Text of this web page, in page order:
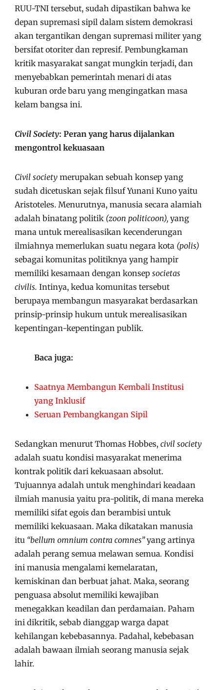
RUU-TNI tersebut, sudah dipastikan bahwa ke
depan supremasi sipil dalam sistem demokrasi
akan tergantikan dengan supremasi militer yang
bersifat otoriter dan represif. Pembungkaman
kritik masyarakat sangat mungkin terjadi, dan
menyebabkan pemerintah menari di atas
kuburan orde baru yang mengingatkan masa
kelam bangsa ini.
Civil Society: Peran yang harus dijalankan
mengontrol kekuasaan
Civil society merupakan sebuah konsep yang
sudah dicetuskan sejak filsuf Yunani Kuno yaitu
Aristoteles. Menurutnya, manusia secara alamiah
adalah binatang politik (zoon politicoon), yang
mana untuk merealisasikan kecenderungan
ilmiahnya memerlukan suatu negara kota (polis)
sebagai komunitas politiknya yang hampir
memiliki kesamaan dengan konsep societas
civilis. Intinya, kedua komunitas tersebut
berupaya membangun masyarakat berdasarkan
prinsip-prinsip hukum untuk merealisasikan
kepentingan-kepentingan publik.
Baca juga:
Saatnya Membangun Kembali Institusi
yang Inklusif
Seruan Pembangkangan Sipil
Sedangkan menurut Thomas Hobbes, civil society
adalah suatu kondisi masyarakat menerima
kontrak politik dari kekuasaan absolut.
Tujuannya adalah untuk menghindari keadaan
ilmiah manusia yaitu pra-politik, di mana mereka
memiliki sifat egois dan berambisi untuk
memiliki kekuasaan. Maka dikatakan manusia
itu “bellum omnium contra comnes”yang artinya
adalah perang semua melawan semua. Kondisi
ini manusia mengalami kemelaratan,
kemiskinan dan berbuat jahat. Maka, seorang
penguasa absolut memiliki kewajiban
menegakkan keadilan dan perdamaian. Paham
ini dikritik, sebab dianggap warga dapat
kehilangan kebebasannya. Padahal, kebebasan
adalah bawaan ilmiah seorang manusia sejak
lahir.